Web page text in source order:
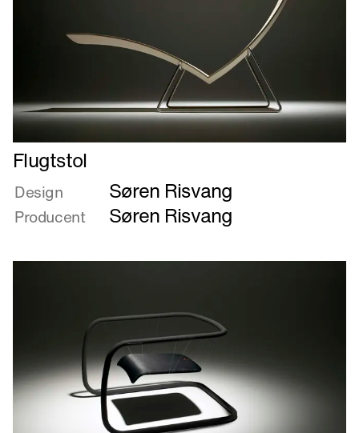
Læs
mere
om
Flugtstol
Flugtstol
Design Søren Risvang
Producent Søren Risvang